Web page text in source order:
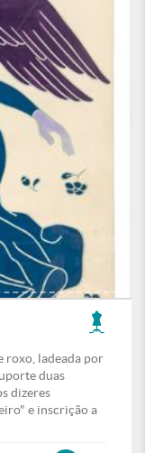
roxo, ladeada por
duas
dizeres
e inscrição a